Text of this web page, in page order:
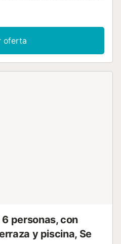
incluyen televisión, aire
Wi-Fi, ventilador, lavadora,
y juguetes para niños. Este
un espacio exterior privado
La propiedad está
oferta
personas, con
y piscina, Se